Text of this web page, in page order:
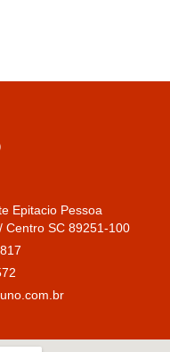
Epitacio Pessoa
Centro SC 89251-100